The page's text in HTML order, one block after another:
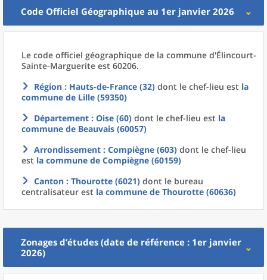
Code Officiel Géographique au 1er janvier 2026
Le code officiel géographique de la commune d'Élincourt-
Sainte-Marguerite est 60206.
Région : Hauts-de-France (32) dont le chef-lieu est la
commune de Lille (59350)
Département : Oise (60) dont le chef-lieu est la
commune de Beauvais (60057)
Arrondissement : Compiègne (603) dont le chef-lieu
est la commune de Compiègne (60159)
Canton : Thourotte (6021) dont le bureau
centralisateur est la commune de Thourotte (60636)
Zonages d’études (date de référence : 1er janvier
2026)